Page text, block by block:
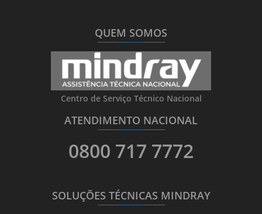
QUEM SOMOS
_______________________
Centro de Serviço Técnico Nacional
ATENDIMENTO NACIONAL
_______________________
0800 717 7772
SOLUÇÕES TÉCNICAS MINDRAY
_______________________